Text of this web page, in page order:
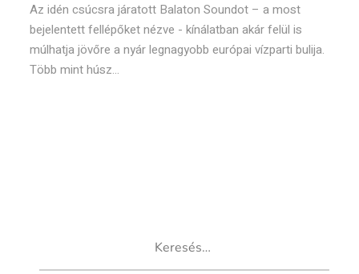
Az idén csúcsra járatott Balaton Soundot – a most
bejelentett fellépőket nézve - kínálatban akár felül is
múlhatja jövőre a nyár legnagyobb európai vízparti bulija.
Több mint húsz...